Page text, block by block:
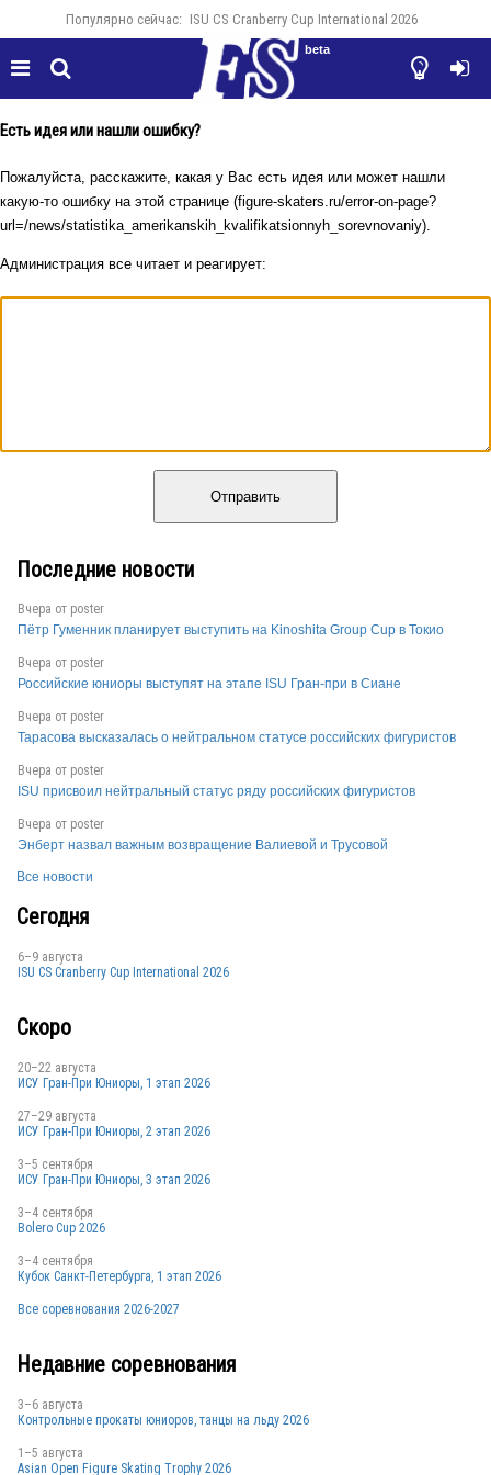
Популярно сейчас: ISU CS Cranberry Cup International 2026
  

beta
Есть идея или нашли ошибку?
Пожалуйста, расскажите, какая у Вас есть идея или может нашли
какую-то ошибку на этой странице (figure-skaters.ru/error-on-page?
url=/news/statistika_amerikanskih_kvalifikatsionnyh_sorevnovaniy).
Администрация все читает и реагирует:
Отправить
Последние новости
Вчера от poster
Пётр Гуменник планирует выступить на Kinoshita Group Cup в Токио
Вчера от poster
Российские юниоры выступят на этапе ISU Гран-при в Сиане
Вчера от poster
Тарасова высказалась о нейтральном статусе российских фигуристов
Вчера от poster
ISU присвоил нейтральный статус ряду российских фигуристов
Вчера от poster
Энберт назвал важным возвращение Валиевой и Трусовой
Все новости
Сегодня
6–9 августа
ISU CS Cranberry Cup International 2026
Скоро
20–22 августа
ИСУ Гран-При Юниоры, 1 этап 2026
27–29 августа
ИСУ Гран-При Юниоры, 2 этап 2026
3–5 сентября
ИСУ Гран-При Юниоры, 3 этап 2026
3–4 сентября
Bolero Cup 2026
3–4 сентября
Кубок Санкт-Петербурга, 1 этап 2026
Все соревнования 2026-2027
Недавние соревнования
3–6 августа
Контрольные прокаты юниоров, танцы на льду 2026
1–5 августа
Asian Open Figure Skating Trophy 2026